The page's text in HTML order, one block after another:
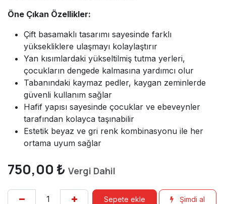
Öne Çıkan Özellikler:
Çift basamaklı tasarımı sayesinde farklı
yüksekliklere ulaşmayı kolaylaştırır
Yan kısımlardaki yükseltilmiş tutma yerleri,
çocukların dengede kalmasına yardımcı olur
Tabanındaki kaymaz pedler, kaygan zeminlerde
güvenli kullanım sağlar
Hafif yapısı sayesinde çocuklar ve ebeveynler
tarafından kolayca taşınabilir
Estetik beyaz ve gri renk kombinasyonu ile her
ortama uyum sağlar
750,00 ₺ Vergi Dahil
Sepete ekle Şimdi al